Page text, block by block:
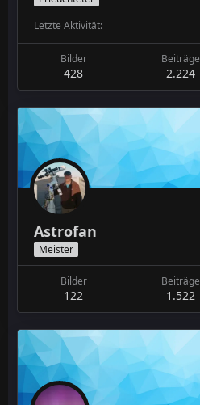
Letzte Aktivität
Bilder
428
Beiträge
2.224
Astrofan
Meister
Bilder
122
Beiträge
1.522